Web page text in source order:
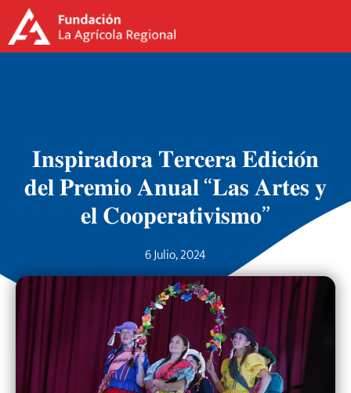
𝐈𝐧𝐬𝐩𝐢𝐫𝐚𝐝𝐨𝐫𝐚 𝐓𝐞𝐫𝐜𝐞𝐫𝐚 𝐄𝐝𝐢𝐜𝐢𝐨́𝐧
𝐝𝐞𝐥 𝐏𝐫𝐞𝐦𝐢𝐨 𝐀𝐧𝐮𝐚𝐥 “𝐋𝐚𝐬 𝐀𝐫𝐭𝐞𝐬 𝐲
𝐞𝐥 𝐂𝐨𝐨𝐩𝐞𝐫𝐚𝐭𝐢𝐯𝐢𝐬𝐦𝐨”
6 Julio, 2024